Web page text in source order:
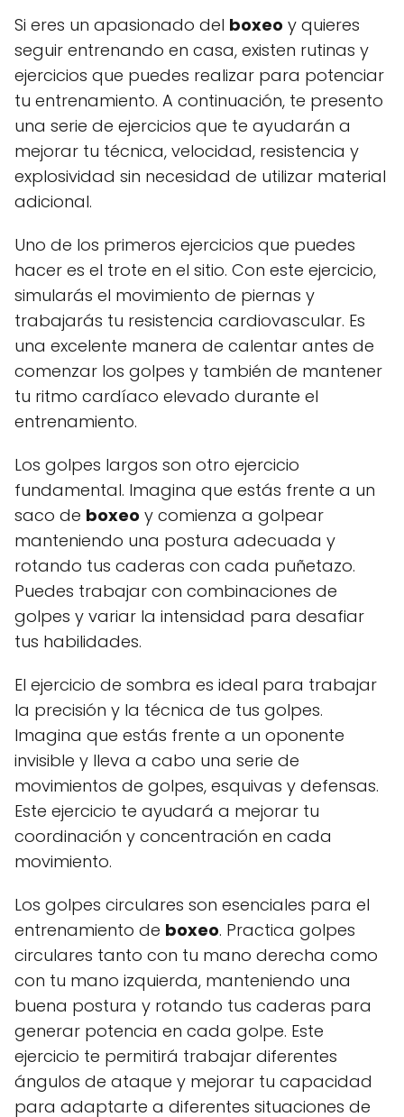
Si eres un apasionado del boxeo y quieres
seguir entrenando en casa, existen rutinas y
ejercicios que puedes realizar para potenciar
tu entrenamiento. A continuación, te presento
una serie de ejercicios que te ayudarán a
mejorar tu técnica, velocidad, resistencia y
explosividad sin necesidad de utilizar material
adicional.
Uno de los primeros ejercicios que puedes
hacer es el trote en el sitio. Con este ejercicio,
simularás el movimiento de piernas y
trabajarás tu resistencia cardiovascular. Es
una excelente manera de calentar antes de
comenzar los golpes y también de mantener
tu ritmo cardíaco elevado durante el
entrenamiento.
Los golpes largos son otro ejercicio
fundamental. Imagina que estás frente a un
saco de boxeo y comienza a golpear
manteniendo una postura adecuada y
rotando tus caderas con cada puñetazo.
Puedes trabajar con combinaciones de
golpes y variar la intensidad para desafiar
tus habilidades.
El ejercicio de sombra es ideal para trabajar
la precisión y la técnica de tus golpes.
Imagina que estás frente a un oponente
invisible y lleva a cabo una serie de
movimientos de golpes, esquivas y defensas.
Este ejercicio te ayudará a mejorar tu
coordinación y concentración en cada
movimiento.
Los golpes circulares son esenciales para el
entrenamiento de boxeo. Practica golpes
circulares tanto con tu mano derecha como
con tu mano izquierda, manteniendo una
buena postura y rotando tus caderas para
generar potencia en cada golpe. Este
ejercicio te permitirá trabajar diferentes
ángulos de ataque y mejorar tu capacidad
para adaptarte a diferentes situaciones de